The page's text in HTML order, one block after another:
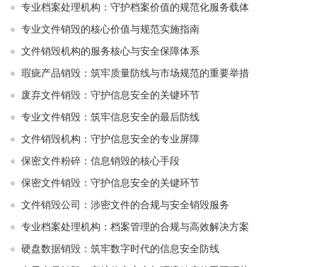
专业档案处理机构：守护档案价值的规范化服务载体
专业文件销毁的核心价值与规范实施指南
文件销毁机构的服务核心与安全保障体系
瑕疵产品销毁：筑牢质量防线与市场规范的重要举措
废弃文件销毁：守护信息安全的关键环节
专业文件销毁：筑牢信息安全的最后防线
文件销毁机构：守护信息安全的专业屏障
保密文件粉碎：信息销毁的核心手段
保密文件销毁：守护信息安全的关键环节
文件销毁公司：涉密文件的合规与安全销毁服务
专业档案处理机构：档案管理的合规与高效解决方案
硬盘数据销毁：筑牢数字时代的信息安全防线